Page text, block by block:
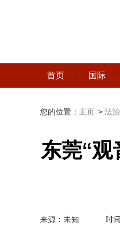
首页 国际
您的位置： 主页 > 法治
东莞“
来源：未知 时